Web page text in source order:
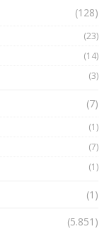
đùa tỷ đô
(128)
(23)
(14)
(3)
(7)
(1)
(7)
(1)
(1)
(5.851)